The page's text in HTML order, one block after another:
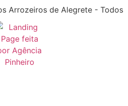
Arrozeiros de Alegrete - Todos